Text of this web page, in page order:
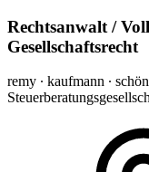
Rechtsanwalt /
Gesellschaftsrecht
remy ∙ kaufmann ∙